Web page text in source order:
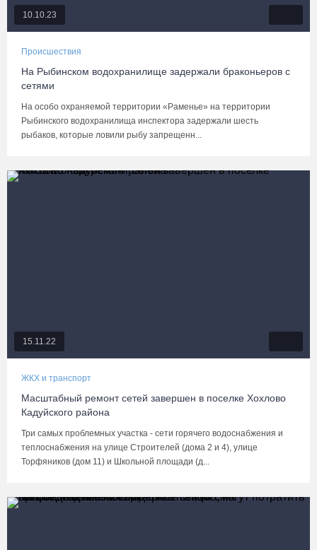
10.10.23
Происшествия
На Рыбинском водохранилище задержали браконьеров с
сетями
На особо охраняемой территории «Раменье» на территории
Рыбинского водохранилища инспектора задержали шесть
рыбаков, которые ловили рыбу запрещенн...
15.11.22
ЖКХ и транспорт
Масштабный ремонт сетей завершен в поселке Хохлово
Кадуйского района
Три самых проблемных участка - сети горячего водоснабжения и
теплоснабжения на улице Строителей (дома 2 и 4), улице
Торфяников (дом 11) и Школьной площади (д...